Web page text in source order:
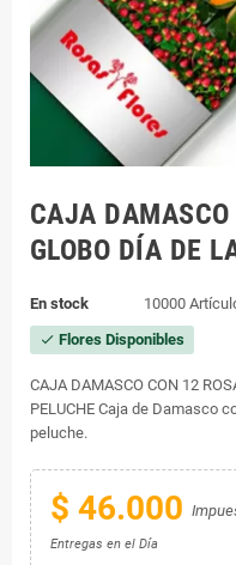
CAJA
GLOBO DÍA DE
En stock 10000
check Flores Disponibles
CAJA DAMASCO CON 12
PELUCHE Caja de Damasco
peluche.
$ 46.000
Entregas en el Día